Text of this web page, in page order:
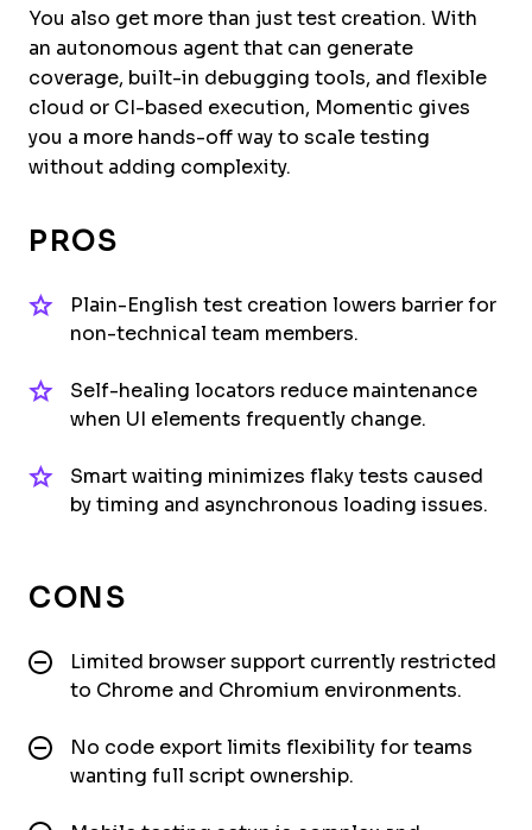
You also get more than just test creation. With
an autonomous agent that can generate
coverage, built-in debugging tools, and flexible
cloud or CI-based execution, Momentic gives
you a more hands-off way to scale testing
without adding complexity.
PROS
Plain-English test creation lowers barrier for
non-technical team members.
Self-healing locators reduce maintenance
when UI elements frequently change.
Smart waiting minimizes flaky tests caused
by timing and asynchronous loading issues.
CONS
Limited browser support currently restricted
to Chrome and Chromium environments.
No code export limits flexibility for teams
wanting full script ownership.